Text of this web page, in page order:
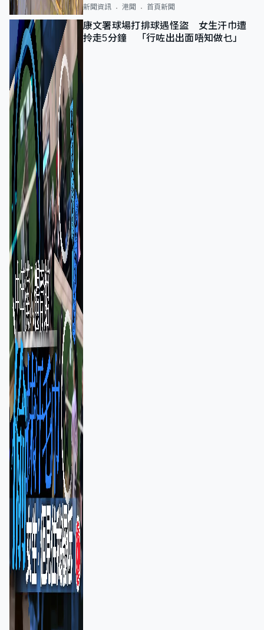
新聞資訊 港聞 首頁新聞
康文署球場打排球遇怪盜 女生汗巾遭
拎走5分鐘 「行咗出出面唔知做乜」